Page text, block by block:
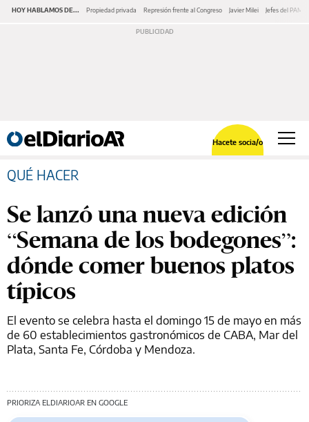
HOY HABLAMOS DE... Propiedad privada Represión frente al Congreso Javier Milei Jefes del PAMI
Hacete socia/o
QUÉ HACER
Se lanzó una nueva edición
“Semana de los bodegones”:
dónde comer buenos platos
típicos
El evento se celebra hasta el domingo 15 de mayo en más
de 60 establecimientos gastronómicos de CABA, Mar del
Plata, Santa Fe, Córdoba y Mendoza.
PRIORIZA ELDIARIOAR EN GOOGLE